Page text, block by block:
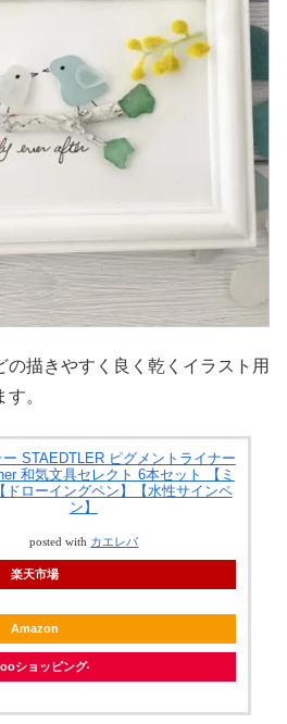
描きやすく良く乾くイラスト用
。
STAEDTLER ピグメントライナー
和気文具セレクト 6本セット 【ミ
ドローイングペン】【水性サインペ
ン】
posted with カエレバ
楽天市場
Amazon
ショッピング